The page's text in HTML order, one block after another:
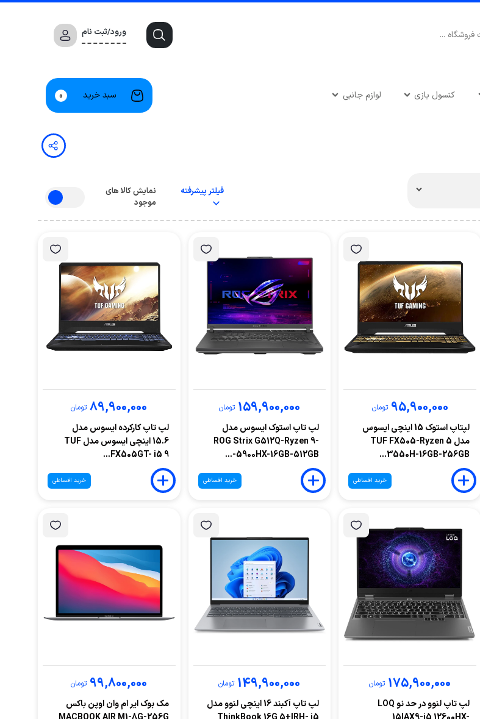
ورود/ثبت نام
کنسول بازی لوازم جانبی سبد خرید 0
فیلتر پیشرفته
نمایش کالا های
موجود
95,900,000 تومان
لپتاپ استوک 15 اینچی ایسوس
مدل TUF FX505-Ryzen 5
3550H-16GB-256GB...
خرید اقساطی
159,900,000 تومان
لپ تاپ استوک ایسوس مدل
ROG Strix G512Q-Ryzen 9-
5900HX-16GB-512GB-...
خرید اقساطی
89,900,000 تومان
لپ تاپ کارکرده ایسوس مدل
15.6 اینچی ایسوس مدل TUF
FX505GT- i5 9...
خرید اقساطی
175,900,000 تومان
لپ تاپ لنوو در حد نو LOQ
149,900,000 تومان
لپ تاپ آکبند 16 اینچی لنوو مدل
99,800,000 تومان
مک بوک ایر ام وان اوپن باکس